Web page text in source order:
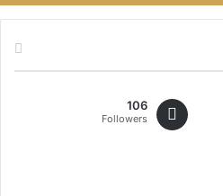
106
Followers